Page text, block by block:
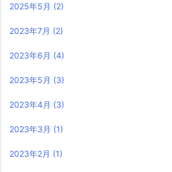
2025年5月 (2)
2023年7月 (2)
2023年6月 (4)
2023年5月 (3)
2023年4月 (3)
2023年3月 (1)
2023年2月 (1)